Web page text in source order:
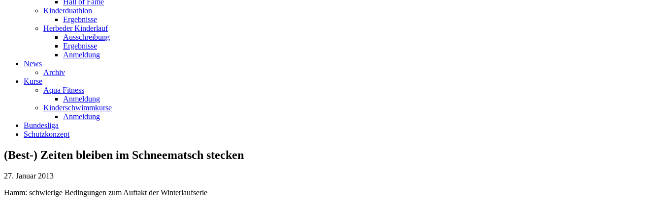
Hall of Fame
Kinderduathlon
Ergebnisse
Herbeder Kinderlauf
Ausschreibung
Ergebnisse
Anmeldung
News
Archiv
Kurse
Aqua Fitness
Anmeldung
Kinderschwimmkurse
Anmeldung
Bundesliga
Schutzkonzept
(Best-) Zeiten bleiben im Schneematsch stecken
27. Januar 2013
Hamm: schwierige Bedingungen zum Auftakt der Winterlaufserie